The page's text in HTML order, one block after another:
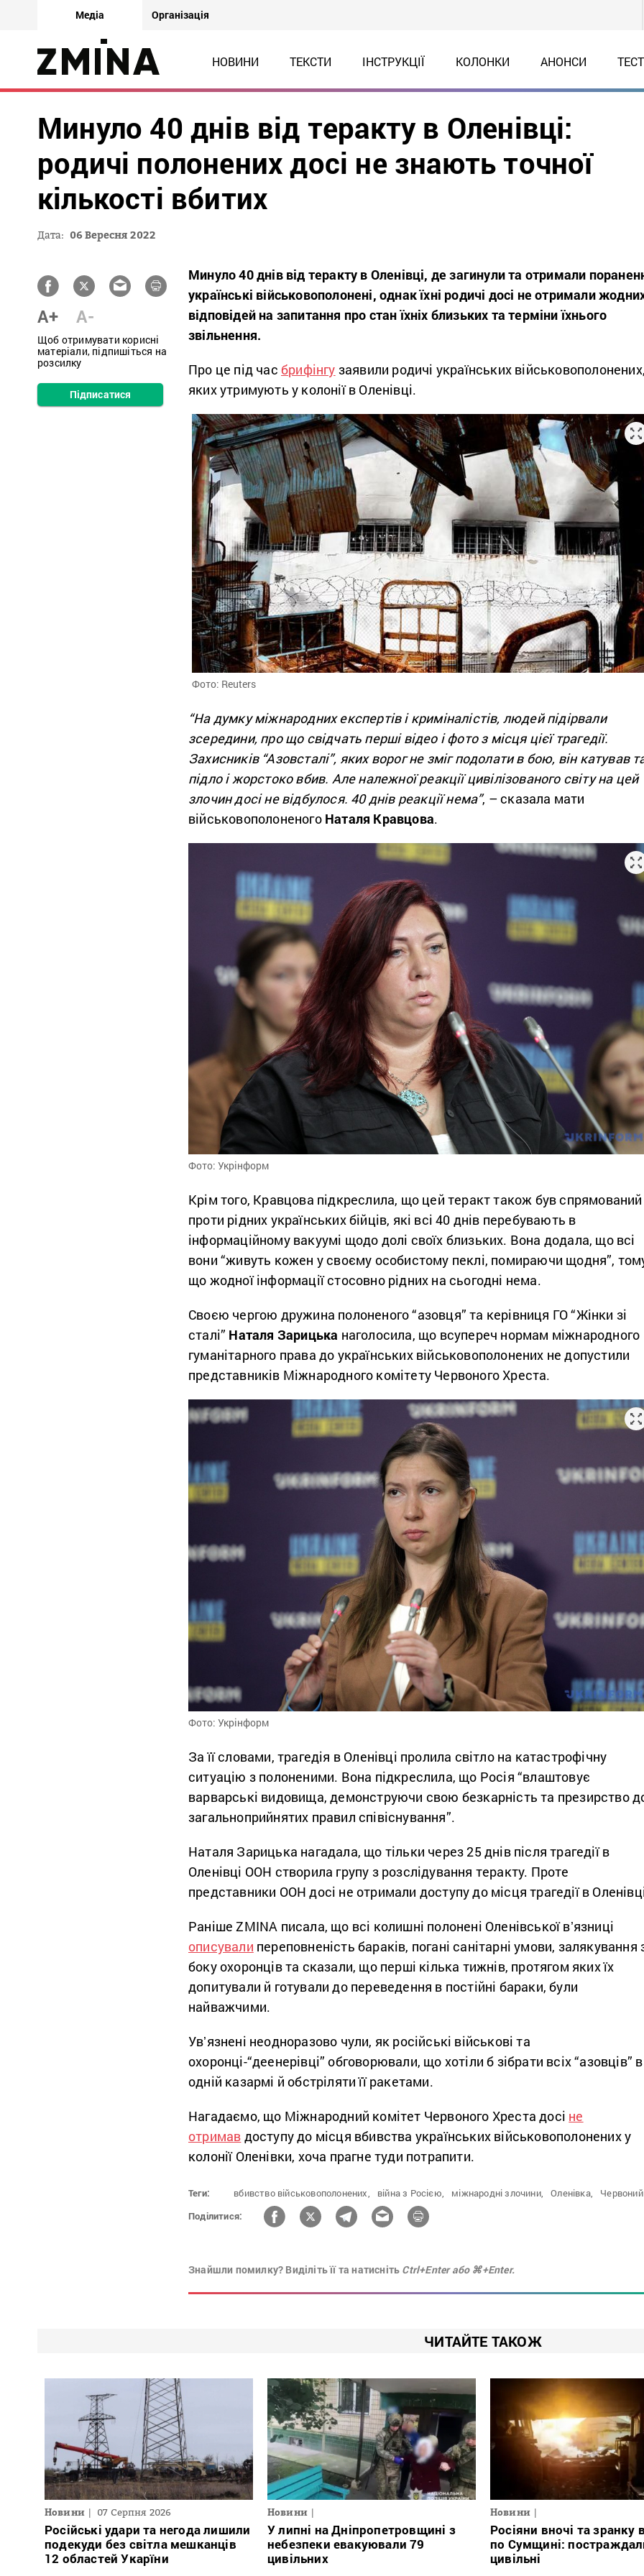
Медіа Організація
НОВИНИ ТЕКСТИ ІНСТРУКЦІЇ КОЛОНКИ АНОНСИ
Минуло 40 днів від теракту в Оленівці:
родичі полонених досі не знають точної
кількості вбитих
Дата: 06 Вересня 2022
A+ A-
Щоб отримувати корисні
матеріали, підпишіться на
розсилку
Підписатися
Минуло 40 днів від теракту в Оленівці, де загинули та отримали
українські військовополонені, однак їхні родичі досі не отримали
відповідей на запитання про стан їхніх близьких та терміни їхнього
звільнення.
Про це під час брифінгу заявили родичі українських
яких утримують у колонії в Оленівці.
Фото: Reuters
“На думку міжнародних експертів і криміналістів, людей підірвали
зсередини, про що свідчать перші відео і фото з місця цієї трагедії.
Захисників “Азовсталі”, яких ворог не зміг подолати в бою, він катував
підло і жорстоко вбив. Але належної реакції цивілізованого світу на цей
злочин досі не відбулося. 40 днів реакції нема”, – сказала мати
військовополоненого Наталя Кравцова.
Фото: Укрінформ
Крім того, Кравцова підкреслила, що цей теракт також був спрямований
проти рідних українських бійців, які всі 40 днів перебувають в
інформаційному вакуумі щодо долі своїх близьких. Вона додала, що всі
вони “живуть кожен у своєму особистому пеклі, помираючи щодня”,
що жодної інформації стосовно рідних на сьогодні нема.
Своєю чергою дружина полоненого “азовця” та керівниця ГО “Жінки зі
сталі” Наталя Зарицька наголосила, що всупереч нормам міжнародного
гуманітарного права до українських військовополонених не допустили
представників Міжнародного комітету Червоного Хреста.
Фото: Укрінформ
За її словами, трагедія в Оленівці пролила світло на катастрофічну
ситуацію з полоненими. Вона підкреслила, що Росія “влаштовує
варварські видовища, демонструючи свою безкарність та презирство
загальноприйнятих правил співіснування”.
Наталя Зарицька нагадала, що тільки через 25 днів після трагедії в
Оленівці ООН створила групу з розслідування теракту. Проте
представники ООН досі не отримали доступу до місця трагедії в
Раніше ZMINA писала, що всі колишні полонені Оленівської вʼязниці
описували переповненість бараків, погані санітарні умови, залякування
боку охоронців та сказали, що перші кілька тижнів, протягом яких їх
допитували й готували до переведення в постійні бараки, були
найважчими.
Увʼязнені неодноразово чули, як російські військові та
охоронці-“деенерівці” обговорювали, що хотіли б зібрати всіх “азовців” в
одній казармі й обстріляти її ракетами.
Нагадаємо, що Міжнародний комітет Червоного Хреста досі не
отримав доступу до місця вбивства українських військовополонених у
колонії Оленівки, хоча прагне туди потрапити.
Теги: вбивство військовополонених, війна з Росією, міжнародні злочини, Оленівка,
Поділитися:
Знайшли помилку? Виділіть її та натисніть Ctrl+Enter або ⌘+Enter.
ЧИТАЙТЕ ТАКОЖ
Новини 07 Серпня 2026
Російські удари та негода лишили
подекуди без світла мешканців
12 областей Укарїни
Новини
У липні на Дніпропетровщині з
небезпеки евакуювали 79
цивільних
Новини
Росіяни вночі та зранку
по Сумщині:
цивільні